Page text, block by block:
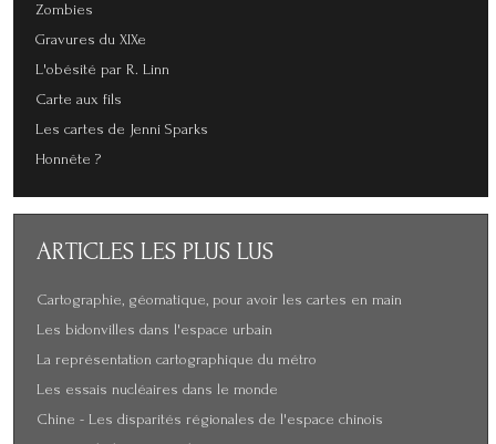
Zombies
Gravures du XIXe
L'obésité par R. Linn
Carte aux fils
Les cartes de Jenni Sparks
Honnête ?
ARTICLES LES PLUS LUS
Cartographie, géomatique, pour avoir les cartes en main
Les bidonvilles dans l'espace urbain
La représentation cartographique du métro
Les essais nucléaires dans le monde
Chine - Les disparités régionales de l'espace chinois